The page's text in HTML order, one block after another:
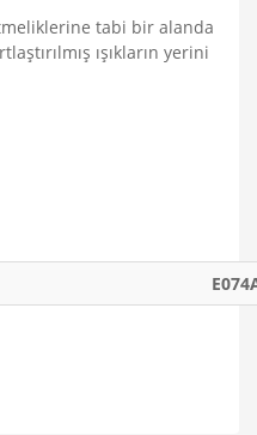
tabi bir alanda
ışıkların yerini